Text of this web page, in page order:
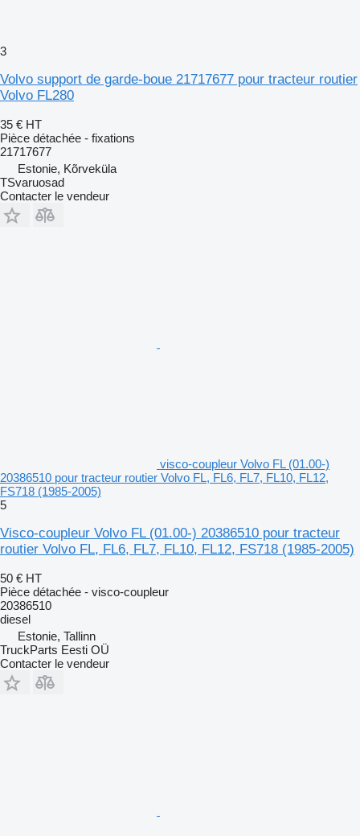
3
Volvo support de garde-boue 21717677 pour tracteur routier
Volvo FL280
35 € HT
Pièce détachée - fixations
21717677
Estonie, Kõrveküla
TSvaruosad
Contacter le vendeur
visco-coupleur Volvo FL (01.00-)
20386510 pour tracteur routier Volvo FL, FL6, FL7, FL10, FL12,
FS718 (1985-2005)
5
Visco-coupleur Volvo FL (01.00-) 20386510 pour tracteur
routier Volvo FL, FL6, FL7, FL10, FL12, FS718 (1985-2005)
50 € HT
Pièce détachée - visco-coupleur
20386510
diesel
Estonie, Tallinn
TruckParts Eesti OÜ
Contacter le vendeur